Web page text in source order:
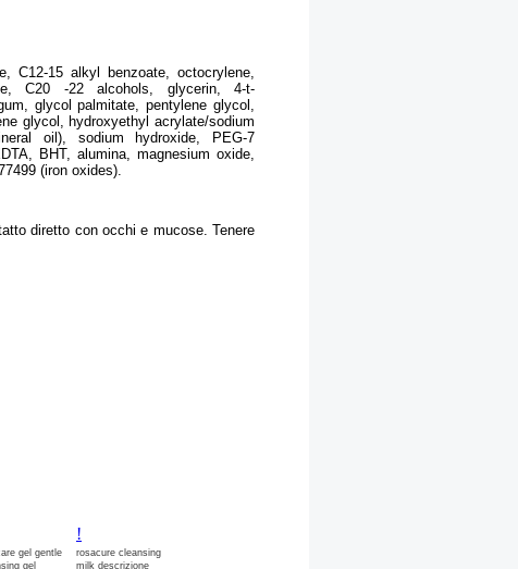
C12-15 alkyl benzoate, octocrylene,
C20 -22 alcohols, glycerin, 4-t-
glycol palmitate, pentylene glycol,
glycol, hydroxyethyl acrylate/sodium
oil), sodium hydroxide, PEG-7
BHT, alumina, magnesium oxide,
(iron oxides).
diretto con occhi e mucose. Tenere
gel gentle
gel
!
rosacure cleansing
milk descrizione